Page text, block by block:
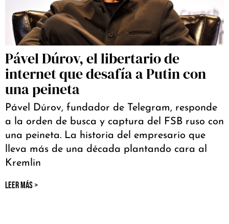
Pável Dúrov, el libertario de
internet que desafía a Putin con
una peineta
Pável Dúrov, fundador de Telegram, responde
a la orden de busca y captura del FSB ruso con
una peineta. La historia del empresario que
lleva más de una década plantando cara al
Kremlin
LEER MÁS >